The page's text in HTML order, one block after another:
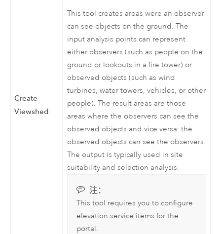
Create
Viewshed
This tool creates areas were an observer
can see objects on the ground. The
input analysis points can represent
either observers (such as people on the
ground or lookouts in a fire tower) or
observed objects (such as wind
turbines, water towers, vehicles, or other
people). The result areas are those
areas where the observers can see the
observed objects and vice versa: the
observed objects can see the observers.
The output is typically used in site
suitability and selection analysis.
注：
This tool requires you to configure
elevation service items for the
portal.